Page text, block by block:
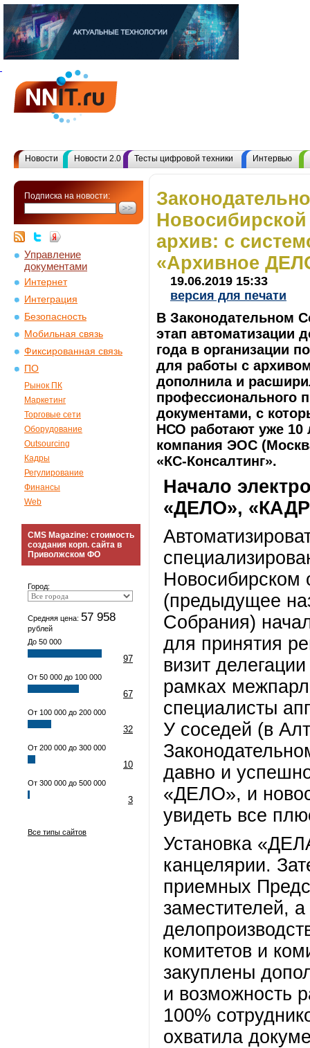
Новости Новости 2.0 Тесты цифровой техники Интервью
Подписка на новости:
Управление
документами
Интернет
Интеграция
Безопасность
Мобильная связь
Фиксированная связь
ПО
Рынок ПК
Маркетинг
Торговые сети
Оборудование
Outsourcing
Кадры
Регулирование
Финансы
Web
CMS Magazine: стоимость
создания корп. сайта в
Приволжском ФО
Город:
Средняя цена: 57 958
рублей
До 50 000
97
От 50 000 до 100 000
67
От 100 000 до 200 000
32
От 200 000 до 300 000
10
От 300 000 до 500 000
3
Все типы сайтов
Новосибирской
архив: с
«Архивное
19.06.2019 15:33
версия для печати
В Законодательном
этап автоматизации
года в организации
для работы с
дополнила и
профессионального
документами, с
НСО работают уже 10
компания ЭОС
«КС-Консалтинг».
Начало
«ДЕЛО»,
Новосибирском
(предыдущее
Собрания)
для принятия
визит
рамках
специалисты
У соседей (в
давно и
«ДЕЛО», и
увидеть все
Установка
канцелярии.
приемных
заместителей,
комитетов и
закуплены
и возможность
100%
охватила